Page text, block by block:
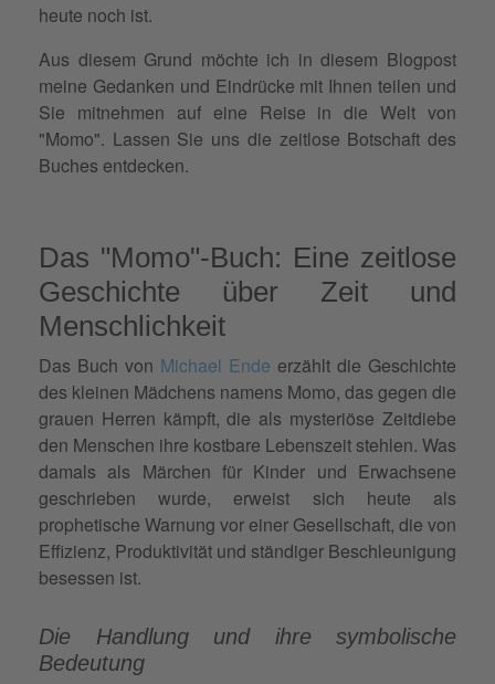
heute noch ist.
Aus diesem Grund möchte ich in diesem Blogpost
meine Gedanken und Eindrücke mit Ihnen teilen und
Sie mitnehmen auf eine Reise in die Welt von
"Momo". Lassen Sie uns die zeitlose Botschaft des
Buches entdecken.
Das "Momo"-Buch: Eine zeitlose
Geschichte über Zeit und
Menschlichkeit
Das Buch von Michael Ende erzählt die Geschichte
des kleinen Mädchens namens Momo, das gegen die
grauen Herren kämpft, die als mysteriöse Zeitdiebe
den Menschen ihre kostbare Lebenszeit stehlen. Was
damals als Märchen für Kinder und Erwachsene
geschrieben wurde, erweist sich heute als
prophetische Warnung vor einer Gesellschaft, die von
Effizienz, Produktivität und ständiger Beschleunigung
besessen ist.
Die Handlung und ihre symbolische
Bedeutung